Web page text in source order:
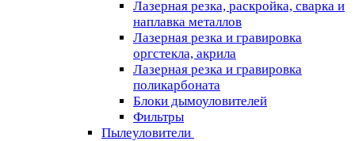
Лазерная резка, раскройка, сварка и
наплавка металлов
Лазерная резка и гравировка
оргстекла, акрила
Лазерная резка и гравировка
поликарбоната
Блоки дымоуловителей
Фильтры
Пылеуловители